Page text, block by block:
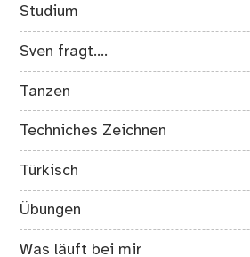
Studium
Sven fragt….
Tanzen
Techniches Zeichnen
Türkisch
Übungen
Was läuft bei mir